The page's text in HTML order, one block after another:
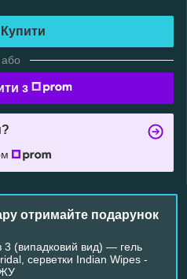
Купити
або
з
отримайте подарунок
(випадковий вид) — гель
серветки Indian Wipes -